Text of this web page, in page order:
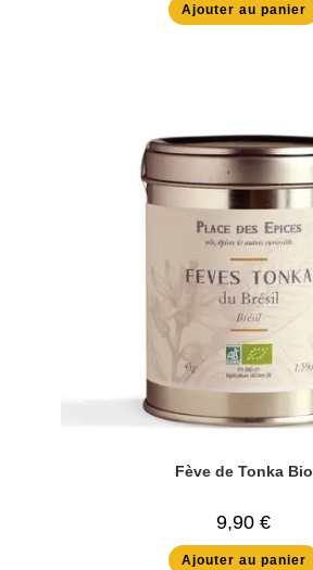
Ajouter au panier
Fève de Tonka Bio
9,90 €
Ajouter au panier